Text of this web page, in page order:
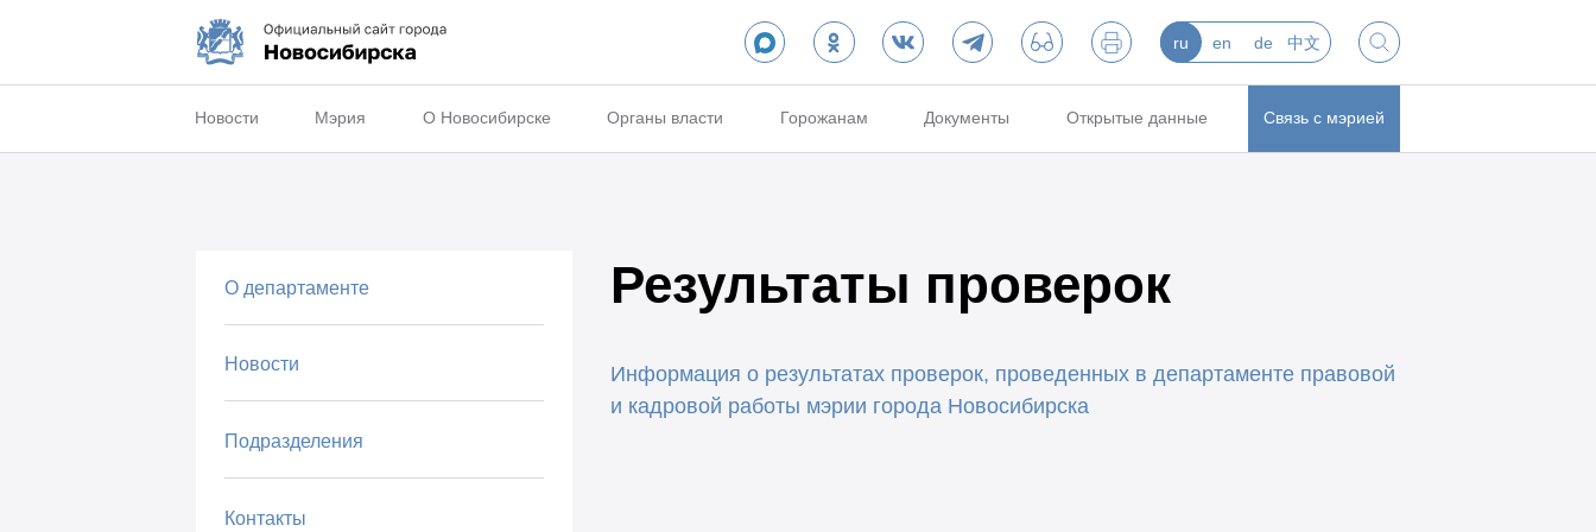
ru en de 中文
Новости Мэрия О Новосибирске Органы власти Горожанам Документы Открытые данные Связь с мэрией
О департаменте
Новости
Подразделения
Контакты
Результаты проверок
Информация о результатах проверок, проведенных в департаменте правовой
и кадровой работы мэрии города Новосибирска